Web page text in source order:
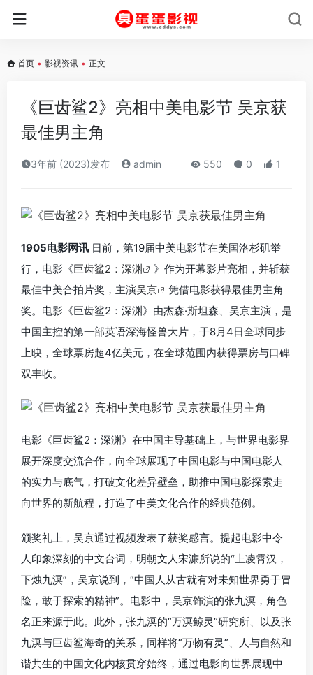
首页 • 影视资讯 • 正文
《巨齿鲨2》亮相中美电影节 吴京获
最佳男主角
3年前 (2023)发布 admin 550 0 1
1905电影网讯 日前，第19届中美电影节在美国洛杉矶举
行，电影《巨齿鲨2：深渊
》作为开幕影片亮相，并斩获
最佳中美合拍片奖，主演吴京
凭借电影获得最佳男主角
奖。电影《巨齿鲨2：深渊》由杰森·斯坦森、吴京主演，是
中国主控的第一部英语深海怪兽大片，于8月4日全球同步
上映，全球票房超4亿美元，在全球范围内获得票房与口碑
双丰收。
电影《巨齿鲨2：深渊》在中国主导基础上，与世界电影界
展开深度交流合作，向全球展现了中国电影与中国电影人
的实力与底气，打破文化差异壁垒，助推中国电影探索走
向世界的新航程，打造了中美文化合作的经典范例。
颁奖礼上，吴京通过视频发表了获奖感言。提起电影中令
人印象深刻的中文台词，明朝文人宋濂所说的“上凌霄汉，
下烛九溟”，吴京说到，“中国人从古就有对未知世界勇于冒
险，敢于探索的精神”。电影中，吴京饰演的张九溟，角色
名正来源于此。此外，张九溟的“万溟鲸灵”研究所、以及张
九溟与巨齿鲨海奇的关系，同样将“万物有灵”、人与自然和
谐共生的中国文化内核贯穿始终，通过电影向世界展现中